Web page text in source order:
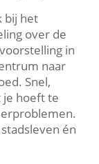
bij het
over de
in
naar
Snel,
je hoeft te
én